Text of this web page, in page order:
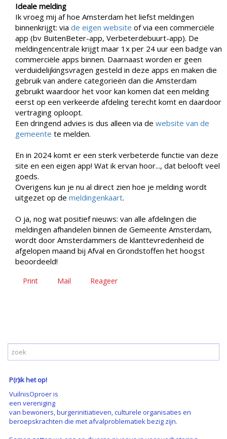
Ideale melding
Ik vroeg mij af hoe Amsterdam het liefst meldingen
binnenkrijgt: via de eigen website of via een commerciële
app (bv BuitenBeter-app, Verbeterdebuurt-app). De
meldingencentrale krijgt maar 1x per 24 uur een badge van
commerciële apps binnen. Daarnaast worden er geen
verduidelijkingsvragen gesteld in deze apps en maken die
gebruik van andere categorieën dan die Amsterdam
gebruikt waardoor het voor kan komen dat een melding
eerst op een verkeerde afdeling terecht komt en daardoor
vertraging oploopt.
Een dringend advies is dus alleen via de website van de
gemeente te melden.
En in 2024 komt er een sterk verbeterde functie van deze
site en een eigen app! Wat ik ervan hoor..., dat belooft veel
goeds.
Overigens kun je nu al direct zien hoe je melding wordt
uitgezet op de meldingenkaart.
O ja, nog wat positief nieuws: van alle afdelingen die
meldingen afhandelen binnen de Gemeente Amsterdam,
wordt door Amsterdammers de klanttevredenheid de
afgelopen maand bij Afval en Grondstoffen het hoogst
beoordeeld!
Print Mail Reageer
P(r)ik het op!
VuilnisOproer is
een vereniging
van bewoners, burgerinitiatieven, culturele organisaties en
beroepskrachten die met afvalproblematiek bezig zijn.